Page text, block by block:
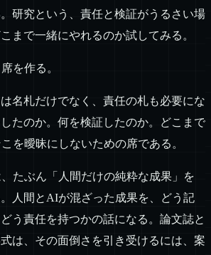
研究という、責任と検証がうるさい場
まで一緒にやれるのか試してみる。
を作る。
名札だけでなく、責任の札も必要にな
たのか。何を検証したのか。どこまで
を曖昧にしないための席である。
たぶん「人間だけの純粋な成果」を
人間とAIが混ざった成果を、どう記
う責任を持つかの話になる。論文誌と
は、その面倒さを引き受けるには、案